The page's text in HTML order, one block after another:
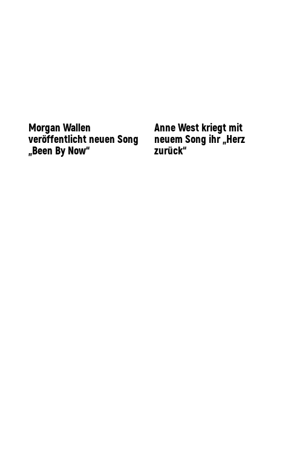
Morgan Wallen
veröffentlicht neuen Song
„Been By Now“
Anne West kriegt mit
neuem Song ihr „Herz
zurück“